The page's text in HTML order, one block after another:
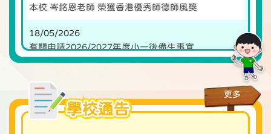
本校 岑銘恩老師 榮獲香港優秀師德師風獎
18/05/2026
有關申請2026/2027年度小一後備生事宜
更多
學校通告